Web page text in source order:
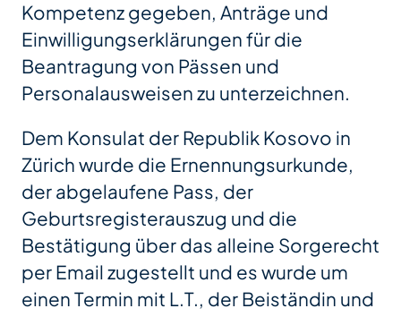
Kompetenz gegeben, Anträge und
Einwilligungserklärungen für die
Beantragung von Pässen und
Personalausweisen zu unterzeichnen.
Dem Konsulat der Republik Kosovo in
Zürich wurde die Ernennungsurkunde,
der abgelaufene Pass, der
Geburtsregisterauszug und die
Bestätigung über das alleine Sorgerecht
per Email zugestellt und es wurde um
einen Termin mit L.T., der Beiständin und